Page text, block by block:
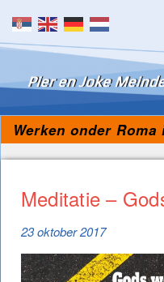
Skip to content
Meditatie –
23 oktober 2017
Werken onder